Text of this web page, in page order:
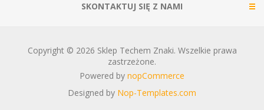
SKONTAKTUJ SIĘ Z NAMI
Copyright © 2026 Sklep Techem Znaki. Wszelkie prawa
zastrzeżone.
Powered by nopCommerce
Designed by Nop-Templates.com